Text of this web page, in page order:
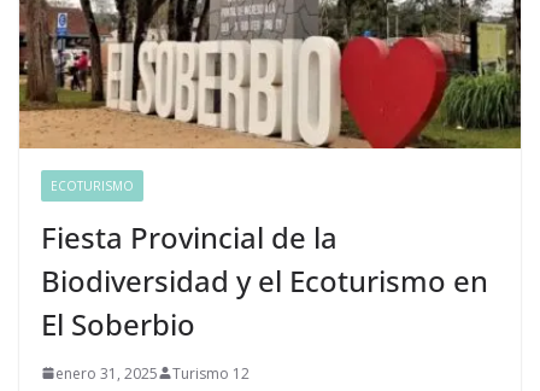
ECOTURISMO
Fiesta Provincial de la
Biodiversidad y el Ecoturismo en
El Soberbio
enero 31, 2025 Turismo 12